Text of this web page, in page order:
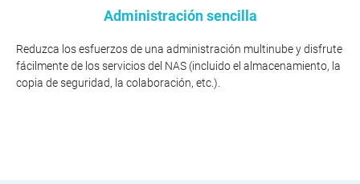
Administración sencilla
Reduzca los esfuerzos de una administración multinube y disfrute
fácilmente de los servicios del NAS (incluido el almacenamiento, la
copia de seguridad, la colaboración, etc.).